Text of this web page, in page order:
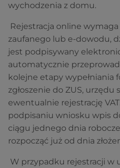
wychodzenia z domu.
Rejestracja online
zaufanego lub e-dowodu,
jest podpisywany
automatycznie
kolejne etapy wypełniania
zgłoszenie do ZUS, urzędu
ewentualnie rejestrację
podpisaniu wniosku wpis
ciągu jednego dnia
rozpocząć już od dnia
W przypadku rejestracji w